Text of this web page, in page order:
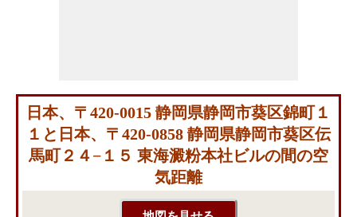
日本、〒420-0015 静岡県静岡市葵区錦町１
１と日本、〒420-0858 静岡県静岡市葵区伝
馬町２４−１５ 東海澱粉本社ビルの間の空
気距離